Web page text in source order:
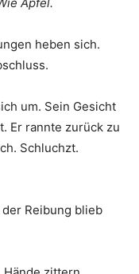
heben sich.
um. Sein Gesicht
Er rannte zurück zu
Schluchzt.
Reibung blieb